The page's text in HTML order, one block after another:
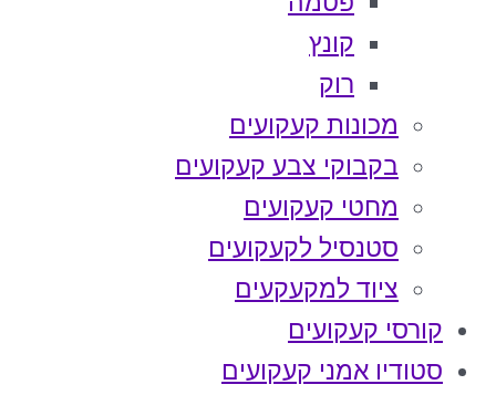
קונץ
רוק
מכונות קעקועים
בקבוקי צבע קעקועים
מחטי קעקועים
סטנסיל לקעקועים
ציוד למקעקעים
קורסי קעקועים
סטודיו אמני קעקועים